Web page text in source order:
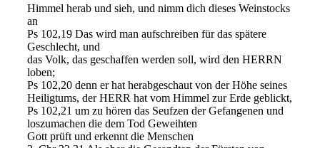
Himmel herab und sieh, und nimm dich dieses Weinstocks
an
Ps 102,19 Das wird man aufschreiben für das spätere
Geschlecht, und
das Volk, das geschaffen werden soll, wird den HERRN
loben;
Ps 102,20 denn er hat herabgeschaut von der Höhe seines
Heiligtums, der HERR hat vom Himmel zur Erde geblickt,
Ps 102,21 um zu hören das Seufzen der Gefangenen und
loszumachen die dem Tod Geweihten
Gott prüft und erkennt die Menschen